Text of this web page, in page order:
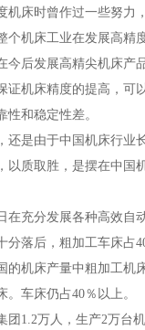
机床时曾作过一些努力
个机床工业在发展高精
今后发展高精尖机床产
床精度的提高，可以
性和稳定性差。
由于中国机床行业长
以质取胜，是摆在中国
分发展各种高效自动
分落后，粗加工车床占
床产量中粗加工机床
。车床仍占40％以上。
万人，生产2万台机